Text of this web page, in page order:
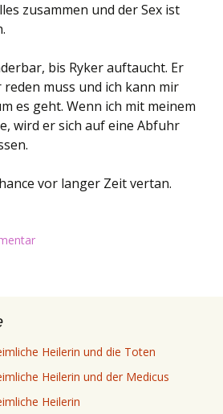
zusammen und der Sex ist
bis Ryker auftaucht. Er
muss und ich kann mir
es geht. Wenn ich mit meinem
wird er sich auf eine Abfuhr
vor langer Zeit vertan.
der Zeit
Heilerin und die Toten
Heilerin und der Medicus
Heilerin